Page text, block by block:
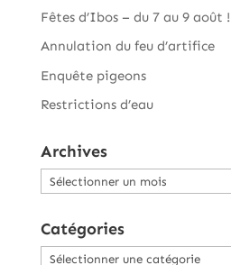
Fêtes d’Ibos – du 7 au 9 août !
Annulation du feu d’artifice
Enquête pigeons
Restrictions d’eau
Archives
Archives
Catégories
Catégories